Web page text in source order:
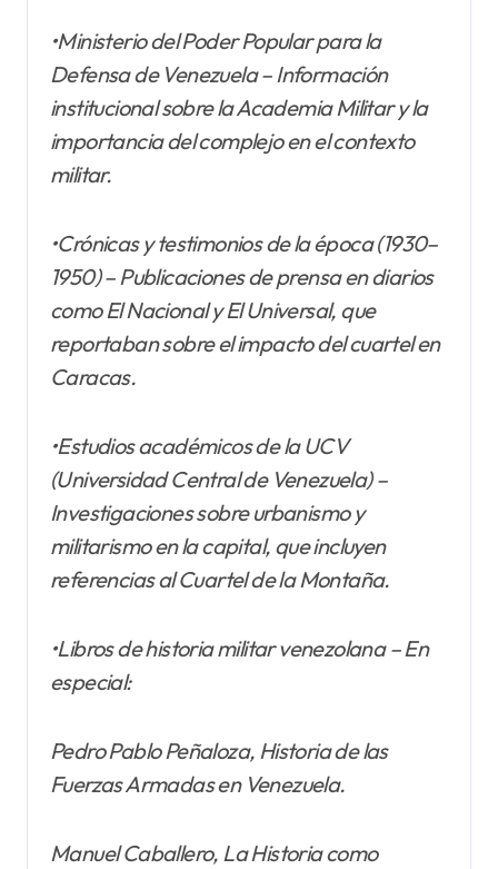
•Ministerio del Poder Popular para la
Defensa de Venezuela – Información
institucional sobre la Academia Militar y la
importancia del complejo en el contexto
militar.
•Crónicas y testimonios de la época (1930–
1950) – Publicaciones de prensa en diarios
como El Nacional y El Universal, que
reportaban sobre el impacto del cuartel en
Caracas.
•Estudios académicos de la UCV
(Universidad Central de Venezuela) –
Investigaciones sobre urbanismo y
militarismo en la capital, que incluyen
referencias al Cuartel de la Montaña.
•Libros de historia militar venezolana – En
especial:
Pedro Pablo Peñaloza, Historia de las
Fuerzas Armadas en Venezuela.
Manuel Caballero, La Historia como